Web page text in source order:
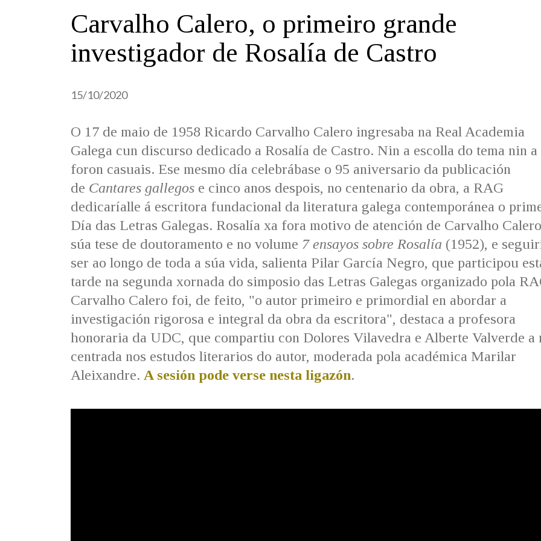
Carvalho Calero, o primeiro grande
investigador de Rosalía de Castro
15/10/2020
O 17 de maio de 1958 Ricardo Carvalho Calero ingresaba na Real Academia
Galega cun discurso dedicado a Rosalía de Castro. Nin a escolla do tema nin a
foron casuais. Ese mesmo día celebrábase o 95 aniversario da publicación
de Cantares gallegos e cinco anos despois, no centenario da obra, a RAG
dedicaríalle á escritora fundacional da literatura galega contemporánea o
Día das Letras Galegas. Rosalía xa fora motivo de atención de Carvalho
súa tese de doutoramento e no volume 7 ensayos sobre Rosalía (1952), e
ser ao longo de toda a súa vida, salienta Pilar García Negro, que participou
tarde na segunda xornada do simposio das Letras Galegas organizado pola
Carvalho Calero foi, de feito, "o autor primeiro e primordial en abordar a
investigación rigorosa e integral da obra da escritora", destaca a profesora
honoraria da UDC, que compartiu con Dolores Vilavedra e Alberte Valverde a
centrada nos estudos literarios do autor, moderada pola académica Marilar
Aleixandre. A sesión pode verse nesta ligazón.